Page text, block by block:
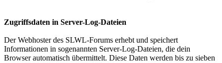
Zugriffsdaten in Server-Log-Dateien
Der Webhoster des SLWL-Forums erhebt und speichert
Informationen in sogenannten Server-Log-Dateien, die dein
Browser automatisch übermittelt. Diese Daten werden bis zu sieben